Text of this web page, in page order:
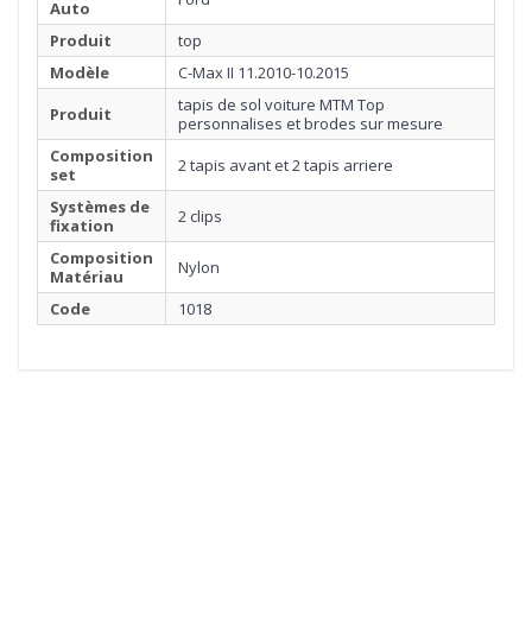
Auto
Produit
top
Modèle
C-Max II 11.2010-10.2015
Produit
tapis de sol voiture MTM Top
personnalises et brodes sur mesure
Composition
set
2 tapis avant et 2 tapis arriere
Systèmes de
fixation
2 clips
Composition
Matériau
Nylon
Code
1018